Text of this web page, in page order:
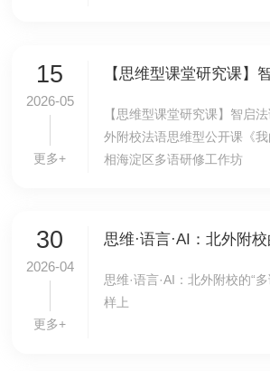
15
2026-05
更多+
【思维型课堂研究课】智启
外附校法语思维型公开课《
相海淀区多语研修工作坊
30
2026-04
更多+
思维·语言·AI：北外附校的“
样上